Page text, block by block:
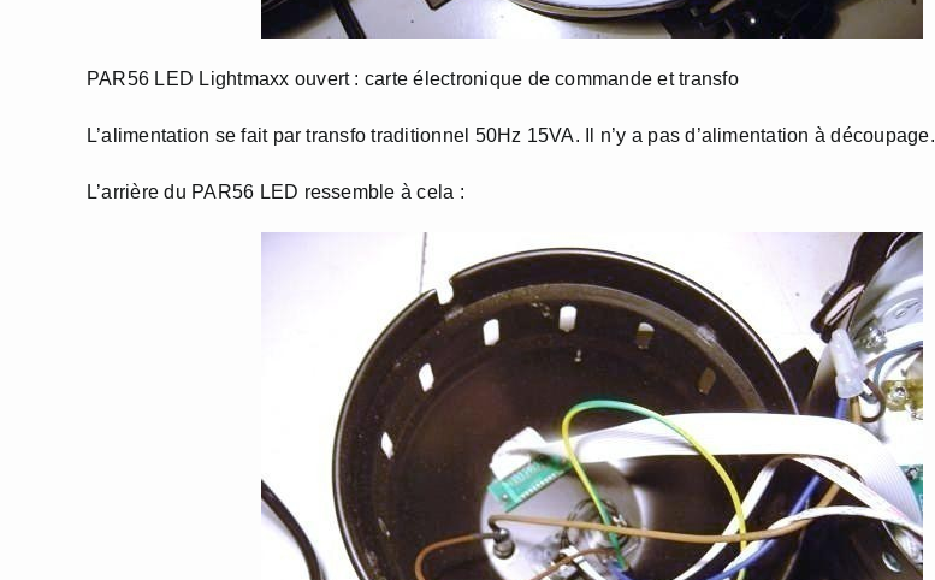
PAR56 LED Lightmaxx ouvert : carte électronique de commande et transfo
L’alimentation se fait par transfo traditionnel 50Hz 15VA. Il n’y a pas d’alimentation à découpage.
L’arrière du PAR56 LED ressemble à cela :